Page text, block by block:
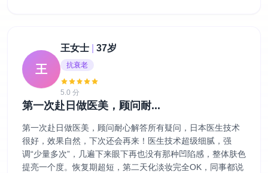
王
王女士 37岁
抗衰老
5.0 分
第一次赴日做医美，顾问耐...
第一次赴日做医美，顾问耐心解答所有疑问，日本医生技术
很好，效果自然，下次还会再来！医生技术超级细腻，强
调“少量多次”，几遍下来眼下再也没有那种凹陷感，整体肤色
提亮一个度。恢复期超短，第二天化淡妆完全OK，同事都说